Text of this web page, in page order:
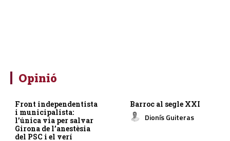
Opinió
Front independentista
i municipalista:
l’única via per salvar
Girona de l’anestèsia
del PSC i el verí
Barroc al segle XXI
Dionís Guiteras